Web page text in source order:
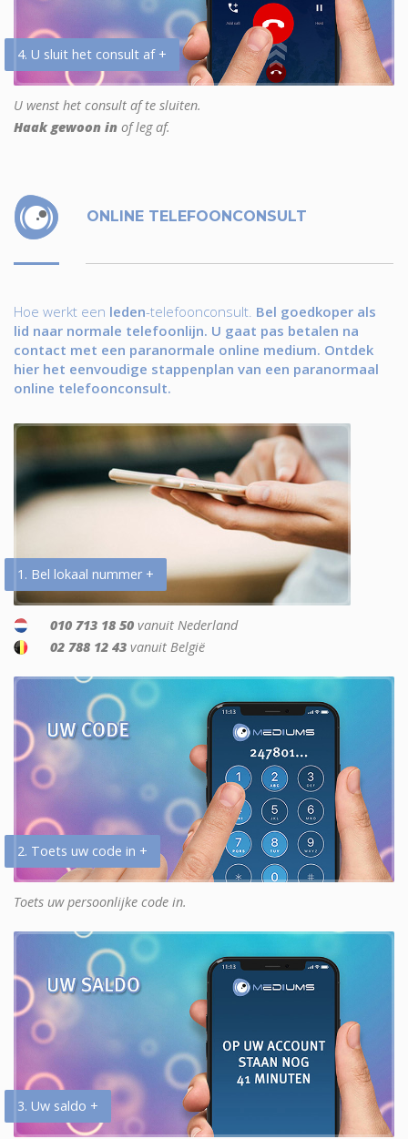
4. U sluit het consult af +
U wenst het consult af te sluiten.
Haak gewoon in of leg af.
ONLINE TELEFOONCONSULT
Hoe werkt een leden-telefoonconsult. Bel goedkoper als
lid naar normale telefoonlijn. U gaat pas betalen na
contact met een paranormale online medium. Ontdek
hier het eenvoudige stappenplan van een paranormaal
online telefoonconsult.
1. Bel lokaal nummer +
010 713 18 50 vanuit Nederland
02 788 12 43 vanuit België
2. Toets uw code in +
Toets uw persoonlijke code in.
3. Uw saldo +